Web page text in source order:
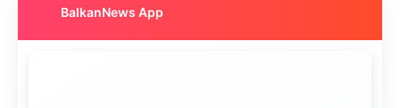
BalkanNews App